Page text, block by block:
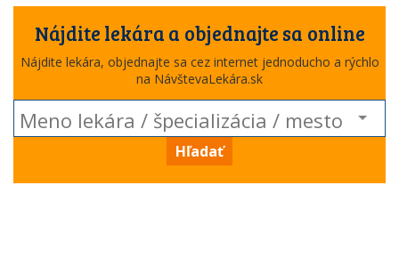
Nájdite lekára a objednajte sa online
Nájdite lekára, objednajte sa cez internet jednoducho a rýchlo
na NávštevaLekára.sk
Hľadať